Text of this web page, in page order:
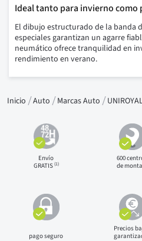
Ideal tanto para invierno como
El dibujo estructurado de la banda
especiales garantizan un agarre
neumático ofrece tranquilidad en
rendimiento en verano.
Inicio Auto Marcas Auto
Envío
GRATIS(1)
600
de
pago seguro
Precios